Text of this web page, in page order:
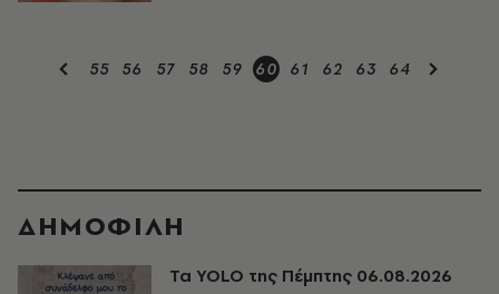
55 56 57 58 59 60 61 62 63 64
ΔΗΜΟΦΙΛΗ
Τα YOLO της Πέμπτης 06.08.2026